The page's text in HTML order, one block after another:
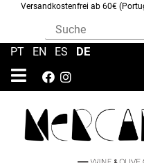
Versandkostenfrei ab 60€
PT EN ES DE